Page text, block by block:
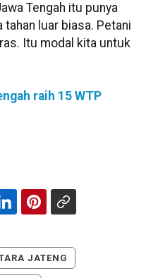
Tengah itu punya
tahan luar biasa. Petani
Itu modal kita untuk
raih 15 WTP
JATENG